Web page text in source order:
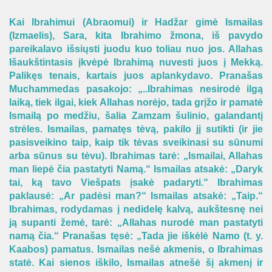
Kai Ibrahimui (Abraomui) ir Hadžar gimė Ismailas
(Izmaelis), Sara, kita Ibrahimo žmona, iš pavydo
pareikalavo išsiųsti juodu kuo toliau nuo jos. Allahas
Išaukštintasis įkvėpė Ibrahimą nuvesti juos į Mekką.
Palikęs tenais, kartais juos aplankydavo. Pranašas
Muchammedas pasakojo: „..Ibrahimas nesirodė ilgą
laiką, tiek ilgai, kiek Allahas norėjo, tada grįžo ir pamatė
Ismailą po medžiu, šalia Zamzam šulinio, galandantį
strėles. Ismailas, pamatęs tėvą, pakilo jį sutikti (ir jie
pasisveikino taip, kaip tik tėvas sveikinasi su sūnumi
arba sūnus su tėvu). Ibrahimas tarė: „Ismailai, Allahas
man liepė čia pastatyti Namą.“ Ismailas atsakė: „Daryk
tai, ką tavo Viešpats įsakė padaryti.“ Ibrahimas
paklausė: „Ar padėsi man?“ Ismailas atsakė: „Taip.“
Ibrahimas, rodydamas į nedidelę kalvą, aukštesnę nei
ją supanti žemė, tarė: „Allahas nurodė man pastatyti
namą čia.“ Pranašas tęsė: „Tada jie iškėlė Namo (t. y.
Kaabos) pamatus. Ismailas nešė akmenis, o Ibrahimas
statė. Kai sienos iškilo, Ismailas atnešė šį akmenį ir